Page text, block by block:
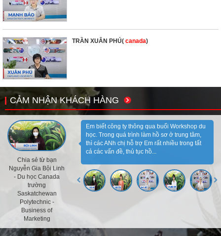
TRẦN XUÂN PHÚ( canada)
CẢM NHẬN KHÁCH HÀNG
Chia sẻ từ bạn
Nguyễn Gia Bội Linh
- Du học Canada
trường
Saskatchewan
Polytechnic -
Business of
Marketing
Em biết công ty thông qua buổi Workshop du
học. Trong quá trình làm hồ sơ ở trung tâm,
thì các ANh chị hỗ trợ Em rất nhiều trong tất
cả các vấn đề, thủ tục hồ...